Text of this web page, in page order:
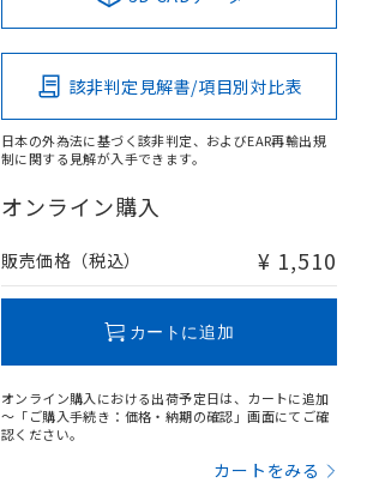
該非判定見解書/項目別対比表
日本の外為法に基づく該非判定、およびEAR再輸出規
制に関する見解が入手できます。
オンライン購入
販売価格（税込） ¥ 1,510
カートに追加
オンライン購入における出荷予定日は、カートに追加
～「ご購入手続き：価格・納期の確認」画面にてご確
認ください。
カートをみる